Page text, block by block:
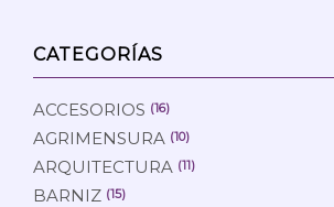
CATEGORÍAS
ACCESORIOS (16)
AGRIMENSURA (10)
ARQUITECTURA (11)
BARNIZ (15)